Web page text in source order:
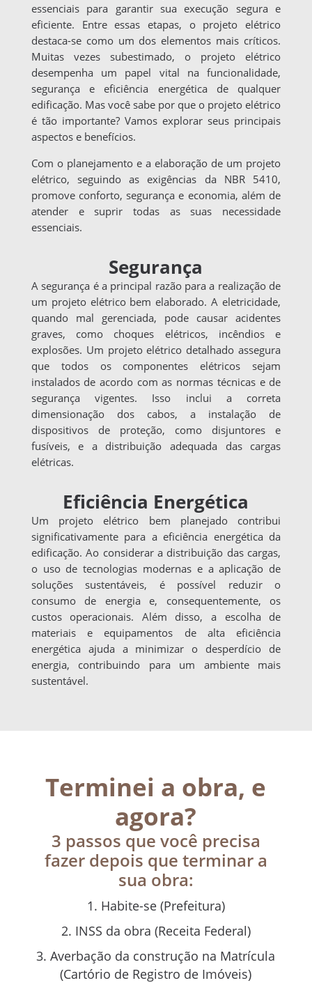
essenciais para garantir sua execução segura e
eficiente. Entre essas etapas, o projeto elétrico
destaca-se como um dos elementos mais críticos.
Muitas vezes subestimado, o projeto elétrico
desempenha um papel vital na funcionalidade,
segurança e eficiência energética de qualquer
edificação. Mas você sabe por que o projeto elétrico
é tão importante? Vamos explorar seus principais
aspectos e benefícios.
Com o planejamento e a elaboração de um projeto
elétrico, seguindo as exigências da NBR 5410,
promove conforto, segurança e economia, além de
atender e suprir todas as suas necessidade
essenciais.
Segurança
A segurança é a principal razão para a realização de
um projeto elétrico bem elaborado. A eletricidade,
quando mal gerenciada, pode causar acidentes
graves, como choques elétricos, incêndios e
explosões. Um projeto elétrico detalhado assegura
que todos os componentes elétricos sejam
instalados de acordo com as normas técnicas e de
segurança vigentes. Isso inclui a correta
dimensionação dos cabos, a instalação de
dispositivos de proteção, como disjuntores e
fusíveis, e a distribuição adequada das cargas
elétricas.
Eficiência Energética
Um projeto elétrico bem planejado contribui
significativamente para a eficiência energética da
edificação. Ao considerar a distribuição das cargas,
o uso de tecnologias modernas e a aplicação de
soluções sustentáveis, é possível reduzir o
consumo de energia e, consequentemente, os
custos operacionais. Além disso, a escolha de
materiais e equipamentos de alta eficiência
energética ajuda a minimizar o desperdício de
energia, contribuindo para um ambiente mais
sustentável.
Terminei a obra, e
agora?
3 passos que você precisa
fazer depois que terminar a
sua obra:
Habite-se (Prefeitura)
INSS da obra (Receita Federal)
Averbação da construção na Matrícula
(Cartório de Registro de Imóveis)